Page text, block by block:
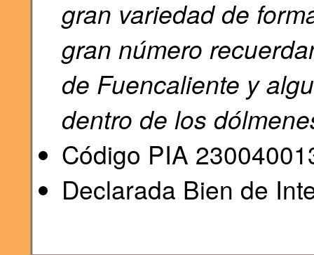
gran variedad de
gran número
de Fuencaliente y
dentro de los
Código PIA
Declarada Bien de